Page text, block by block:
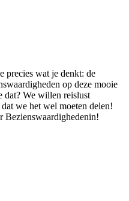
precies wat je denkt: de
op deze mooie
dat? We willen reislust
we het wel moeten delen!
Bezienswaardighedenin!